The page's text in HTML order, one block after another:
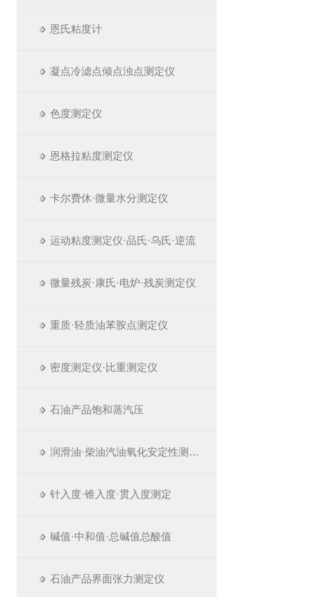
恩氏粘度计
凝点冷滤点倾点浊点测定仪
色度测定仪
恩格拉粘度测定仪
卡尔费休·微量水分测定仪
运动粘度测定仪·品氏·乌氏·逆流
微量残炭·康氏·电炉·残炭测定仪
重质·轻质油苯胺点测定仪
密度测定仪·比重测定仪
石油产品饱和蒸汽压
润滑油·柴油汽油氧化安定性测定仪
针入度·锥入度·贯入度测定
碱值·中和值·总碱值总酸值
石油产品界面张力测定仪